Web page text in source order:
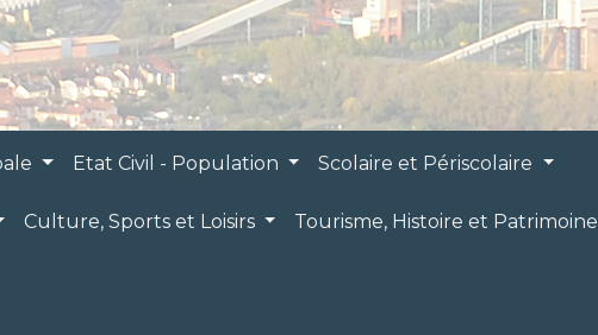
Etat Civil - Population Scolaire et Périscolaire
Culture, Sports et Loisirs Tourisme, Histoire et Patrimoine